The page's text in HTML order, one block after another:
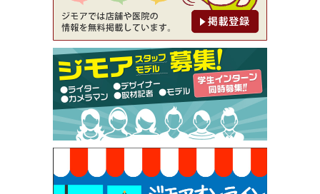
【ジモア限定②】初回割引 特価 鼻毛脱毛 半額 2,2
00円⇒1,100円（メンズ専門ワックス脱毛サロン Mi
ckle（ミックル））
[有効期限]2026年9月30日
【ジモア限定特典①】まつ毛カール 3,850円→ 2,7
50円（Premiere（プルミエール））
[有効期限]2026年9月30日
焼き餃子 一皿サービス（餃子酒場たっちゃん 西
早稲田店）
[有効期限]2026年9月30日